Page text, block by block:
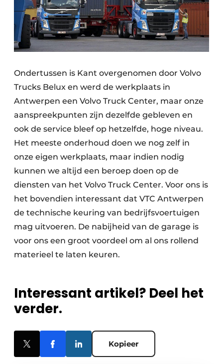
Ondertussen is Kant overgenomen door Volvo
Trucks Belux en werd de werkplaats in
Antwerpen een Volvo Truck Center, maar onze
aanspreekpunten zijn dezelfde gebleven en
ook de service bleef op hetzelfde, hoge niveau.
Het meeste onderhoud doen we nog zelf in
onze eigen werkplaats, maar indien nodig
kunnen we altijd een beroep doen op de
diensten van het Volvo Truck Center. Voor ons is
het bovendien interessant dat VTC Antwerpen
de technische keuring van bedrijfsvoertuigen
mag uitvoeren. De nabijheid van de garage is
voor ons een groot voordeel om al ons rollend
materieel te laten keuren.
Interessant artikel? Deel het
verder.
Kopieer